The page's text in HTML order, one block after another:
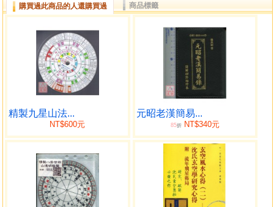
購買過此商品的人還購買過 商品標籤
精製九星山法...
NT$600元
元昭老漢簡易...
85折NT$340元